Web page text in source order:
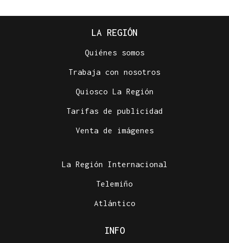
LA REGIÓN
Quiénes somos
Trabaja con nosotros
Quiosco La Región
Tarifas de publicidad
Venta de imágenes
La Región Internacional
Telemiño
Atlántico
INFO